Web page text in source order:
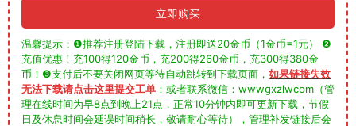
立即购买
温馨提示：❶推荐注册登陆下载，注册即送20金币（1金币=1元） ❷
充值优惠！充100得120金币，充200得260金币，充300得380金
币！❸支付后不要关闭网页等待自动跳转到下载页面， 如果链接失效
无法下载请点击这里提交工单 ：或者联系微信：wwwgxzlwcom（管
理在线时间为早8点到晚上21点，正常10分钟内即可更新下载，节假
日及休息时间会延误时间稍长，敬请耐心等待），管理补发链接后会